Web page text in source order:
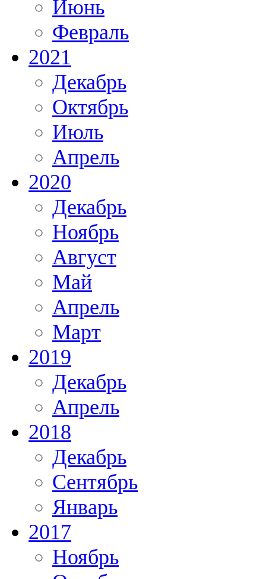
Июнь
Февраль
2021
Декабрь
Октябрь
Июль
Апрель
2020
Декабрь
Ноябрь
Август
Май
Апрель
Март
2019
Декабрь
Апрель
2018
Декабрь
Сентябрь
Январь
2017
Ноябрь